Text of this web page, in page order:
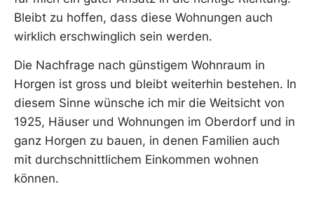
Bleibt zu hoffen, dass diese Wohnungen auch
wirklich erschwinglich sein werden.
Die Nachfrage nach günstigem Wohnraum in
Horgen ist gross und bleibt weiterhin bestehen. In
diesem Sinne wünsche ich mir die Weitsicht von
1925, Häuser und Wohnungen im Oberdorf und in
ganz Horgen zu bauen, in denen Familien auch
mit durchschnittlichem Einkommen wohnen
können.